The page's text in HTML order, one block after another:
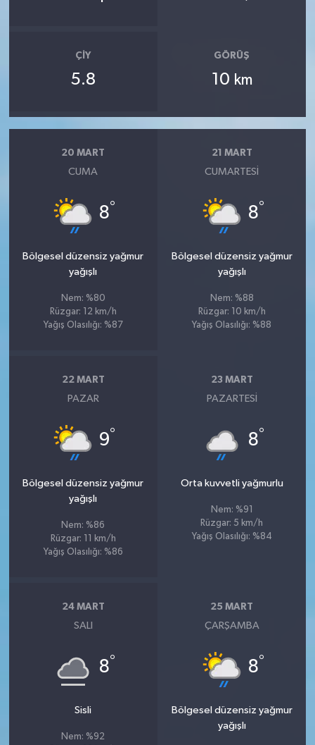
ÇIY
5.8
GÖRÜŞ
10 km
20 MART
CUMA
8°
Bölgesel düzensiz yağmur
yağışlı
Nem: %80
Rüzgar: 12 km/h
Yağış Olasılığı: %87
21 MART
CUMARTESI
8°
Bölgesel düzensiz yağmur
yağışlı
Nem: %88
Rüzgar: 10 km/h
Yağış Olasılığı: %88
22 MART
PAZAR
9°
Bölgesel düzensiz yağmur
yağışlı
Nem: %86
Rüzgar: 11 km/h
Yağış Olasılığı: %86
23 MART
PAZARTESI
8°
Orta kuvvetli yağmurlu
Nem: %91
Rüzgar: 5 km/h
Yağış Olasılığı: %84
24 MART
SALI
8°
Sisli
Nem: %92
25 MART
ÇARŞAMBA
8°
Bölgesel düzensiz yağmur
yağışlı